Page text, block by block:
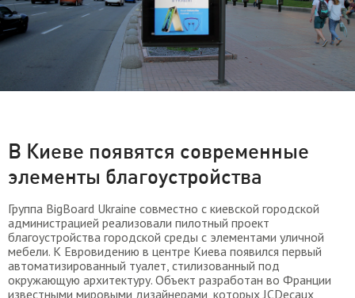
В Киеве появятся современные
элементы благоустройства
Группа BigBoard Ukraine совместно с киевской городской
администрацией реализовали пилотный проект
благоустройства городской среды с элементами уличной
мебели. К Евровидению в центре Киева появился первый
автоматизированный туалет, стилизованный под
окружающую архитектуру. Объект разработан во Франции
известными мировыми дизайнерами, которых JCDecaux